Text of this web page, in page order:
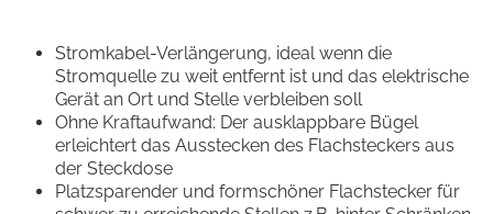
Stromkabel-Verlängerung, ideal wenn die
Stromquelle zu weit entfernt ist und das elektrische
Gerät an Ort und Stelle verbleiben soll
Ohne Kraftaufwand: Der ausklappbare Bügel
erleichtert das Ausstecken des Flachsteckers aus
der Steckdose
Platzsparender und formschöner Flachstecker für